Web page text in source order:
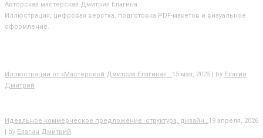
Авторская мастерская Дмитрия Елагина.
Иллюстрация, цифровая верстка, подготовка PDF-макетов и визуальное
оформление.
Иллюстрации от «Мастерской Дмитрия Елагина»:…15 мая, 2025 | by Елагин
Дмитрий
Идеальное коммерческое предложение: структура, дизайн…19 апреля, 2026
| by Елагин Дмитрий